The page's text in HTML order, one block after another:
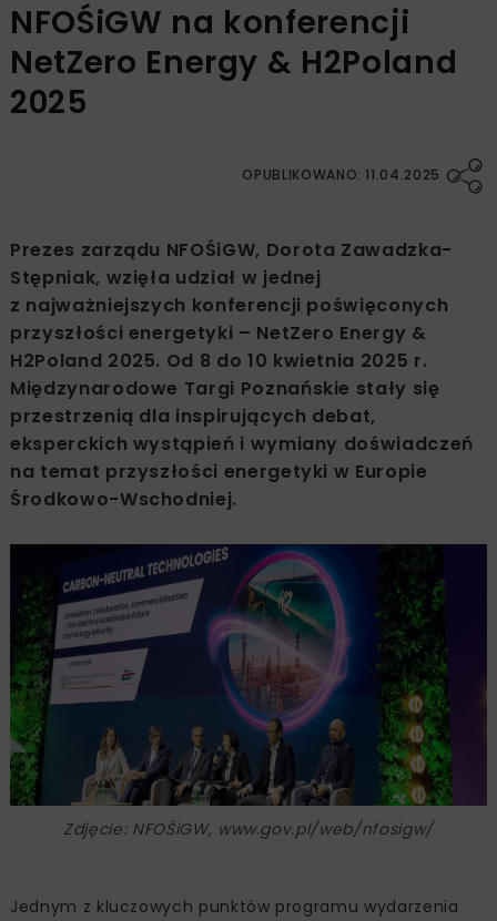
NFOŚiGW na konferencji
NetZero Energy & H2Poland
2025
OPUBLIKOWANO: 11.04.2025
Prezes zarządu NFOŚiGW, Dorota Zawadzka-
Stępniak, wzięła udział w jednej
z najważniejszych konferencji poświęconych
przyszłości energetyki – NetZero Energy &
H2Poland 2025. Od 8 do 10 kwietnia 2025 r.
Międzynarodowe Targi Poznańskie stały się
przestrzenią dla inspirujących debat,
eksperckich wystąpień i wymiany doświadczeń
na temat przyszłości energetyki w Europie
Środkowo-Wschodniej.
Zdjęcie: NFOŚiGW, www.gov.pl/web/nfosigw/
Jednym z kluczowych punktów programu wydarzenia